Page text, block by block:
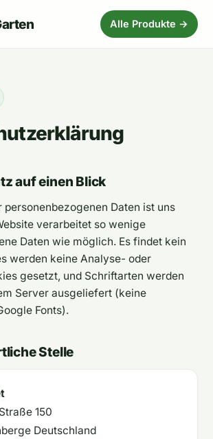
Alle Produkte →
auf einen Blick
personenbezogenen Daten ist uns
verarbeitet so wenige
Daten wie möglich. Es findet kein
werden keine Analyse- oder
gesetzt, und Schriftarten werden
Server ausgeliefert (keine
Fonts).
Stelle
150
Deutschland